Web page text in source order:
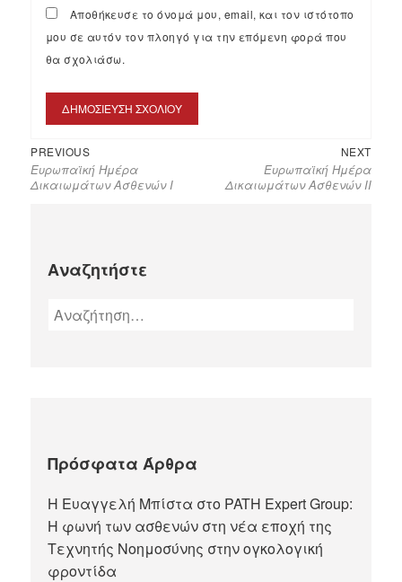
Αποθήκευσε το όνομά μου, email, και τον ιστότοπο
μου σε αυτόν τον πλοηγό για την επόμενη φορά που
θα σχολιάσω.
PREVIOUS
Ευρωπαϊκή Ημέρα
Δικαιωμάτων Ασθενών I
NEXT
Ευρωπαϊκή Ημέρα
Δικαιωμάτων Ασθενών II
Αναζητήστε
Πρόσφατα Άρθρα
Η Ευαγγελή Μπίστα στο PATH Expert Group:
Η φωνή των ασθενών στη νέα εποχή της
Τεχνητής Νοημοσύνης στην ογκολογική
φροντίδα